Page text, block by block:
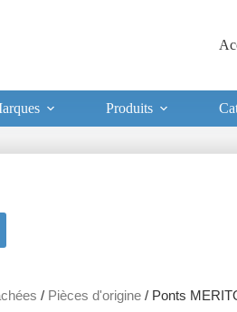
Produits
/ Pièces d'origine / Ponts